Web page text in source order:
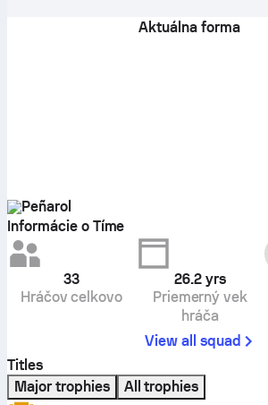
Aktuálna forma
Peñarol
Informácie o Tíme
33
Hráčov celkovo
26.2 yrs
Priemerný vek
hráča
View all squad
Titles
Major trophies
All trophies